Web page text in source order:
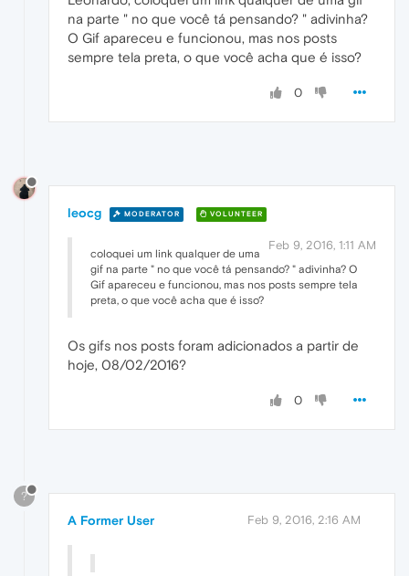
na parte " no que você tá pensando? " adivinha?
O Gif apareceu e funcionou, mas nos posts
sempre tela preta, o que você acha que é isso?
0
leocg MODERATOR VOLUNTEER
Feb 9, 2016, 1:11 AM
coloquei um link qualquer de uma
gif na parte " no que você tá pensando? " adivinha? O
Gif apareceu e funcionou, mas nos posts sempre tela
preta, o que você acha que é isso?
Os gifs nos posts foram adicionados a partir de
hoje, 08/02/2016?
0
?
A Former User Feb 9, 2016, 2:16 AM